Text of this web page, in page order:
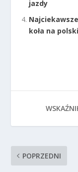
jazdy
koła na
POPRZEDNI